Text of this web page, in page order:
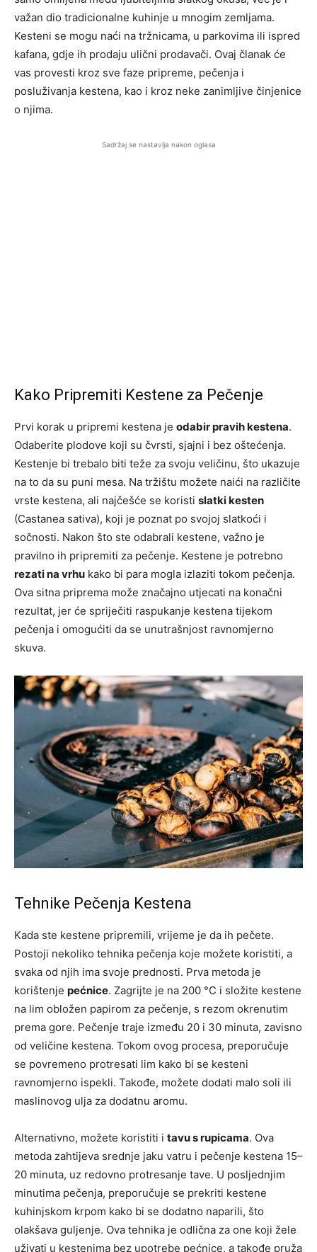
važan dio tradicionalne kuhinje u mnogim zemljama.
Kesteni se mogu naći na tržnicama, u parkovima ili ispred
kafana, gdje ih prodaju ulični prodavači. Ovaj članak će
vas provesti kroz sve faze pripreme, pečenja i
posluživanja kestena, kao i kroz neke zanimljive činjenice
o njima.
Sadržaj se nastavlja nakon oglasa
Kako Pripremiti Kestene za Pečenje
Prvi korak u pripremi kestena je odabir pravih kestena.
Odaberite plodove koji su čvrsti, sjajni i bez oštećenja.
Kestenje bi trebalo biti teže za svoju veličinu, što ukazuje
na to da su puni mesa. Na tržištu možete naići na različite
vrste kestena, ali najčešće se koristi slatki kesten
(Castanea sativa), koji je poznat po svojoj slatkoći i
sočnosti. Nakon što ste odabrali kestene, važno je
pravilno ih pripremiti za pečenje. Kestene je potrebno
rezati na vrhu kako bi para mogla izlaziti tokom pečenja.
Ova sitna priprema može značajno utjecati na konačni
rezultat, jer će spriječiti raspukanje kestena tijekom
pečenja i omogućiti da se unutrašnjost ravnomjerno
skuva.
Tehnike Pečenja Kestena
Kada ste kestene pripremili, vrijeme je da ih pečete.
Postoji nekoliko tehnika pečenja koje možete koristiti, a
svaka od njih ima svoje prednosti. Prva metoda je
korištenje pećnice. Zagrijte je na 200 °C i složite kestene
na lim obložen papirom za pečenje, s rezom okrenutim
prema gore. Pečenje traje između 20 i 30 minuta, zavisno
od veličine kestena. Tokom ovog procesa, preporučuje
se povremeno protresati lim kako bi se kesteni
ravnomjerno ispekli. Takođe, možete dodati malo soli ili
maslinovog ulja za dodatnu aromu.
Alternativno, možete koristiti i tavu s rupicama. Ova
metoda zahtijeva srednje jaku vatru i pečenje kestena 15–
20 minuta, uz redovno protresanje tave. U posljednjim
minutima pečenja, preporučuje se prekriti kestene
kuhinjskom krpom kako bi se dodatno naparili, što
olakšava guljenje. Ova tehnika je odlična za one koji žele
uživati u kestenima bez upotrebe pećnice, a takođe pruža